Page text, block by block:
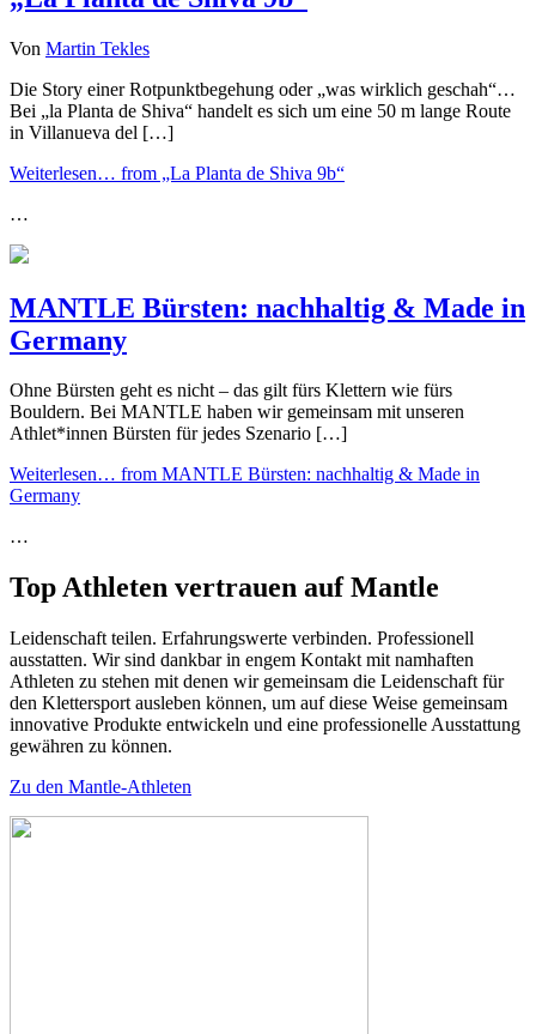
Von Martin Tekles
Die Story einer Rotpunktbegehung oder „was wirklich geschah“…
Bei „la Planta de Shiva“ handelt es sich um eine 50 m lange Route
in Villanueva del […]
Weiterlesen… from „La Planta de Shiva 9b“
…
MANTLE Bürsten: nachhaltig & Made in
Germany
Ohne Bürsten geht es nicht – das gilt fürs Klettern wie fürs
Bouldern. Bei MANTLE haben wir gemeinsam mit unseren
Athlet*innen Bürsten für jedes Szenario […]
Weiterlesen… from MANTLE Bürsten: nachhaltig & Made in
Germany
…
Top Athleten vertrauen auf Mantle
Leidenschaft teilen. Erfahrungswerte verbinden. Professionell
ausstatten. Wir sind dankbar in engem Kontakt mit namhaften
Athleten zu stehen mit denen wir gemeinsam die Leidenschaft für
den Klettersport ausleben können, um auf diese Weise gemeinsam
innovative Produkte entwickeln und eine professionelle Ausstattung
gewähren zu können.
Zu den Mantle-Athleten